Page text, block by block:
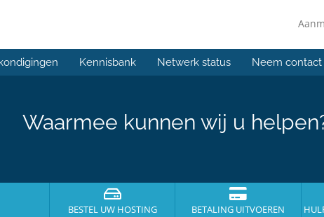
Kennisbank Netwerk status Neem
Waarmee kunnen wij u
BESTEL UW HOSTING BETALING UITVOEREN